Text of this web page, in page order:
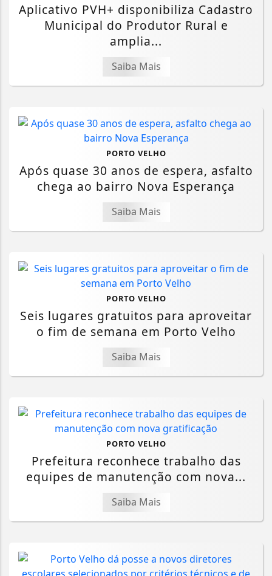
Aplicativo PVH+ disponibiliza Cadastro
Municipal do Produtor Rural e
amplia...
Saiba Mais
PORTO VELHO
Após quase 30 anos de espera, asfalto
chega ao bairro Nova Esperança
Saiba Mais
PORTO VELHO
Seis lugares gratuitos para aproveitar
o fim de semana em Porto Velho
Saiba Mais
PORTO VELHO
Prefeitura reconhece trabalho das
equipes de manutenção com nova...
Saiba Mais